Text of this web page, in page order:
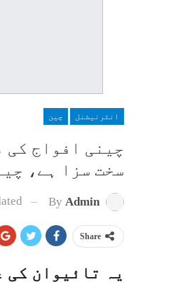
انٹرنیشنل چین
چینی افواج کی
سخت سزا ہے،
By Admin
Share
یہ تائیوان کی